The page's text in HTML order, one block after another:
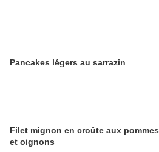
Pancakes légers au sarrazin
Filet mignon en croûte aux pommes
et oignons